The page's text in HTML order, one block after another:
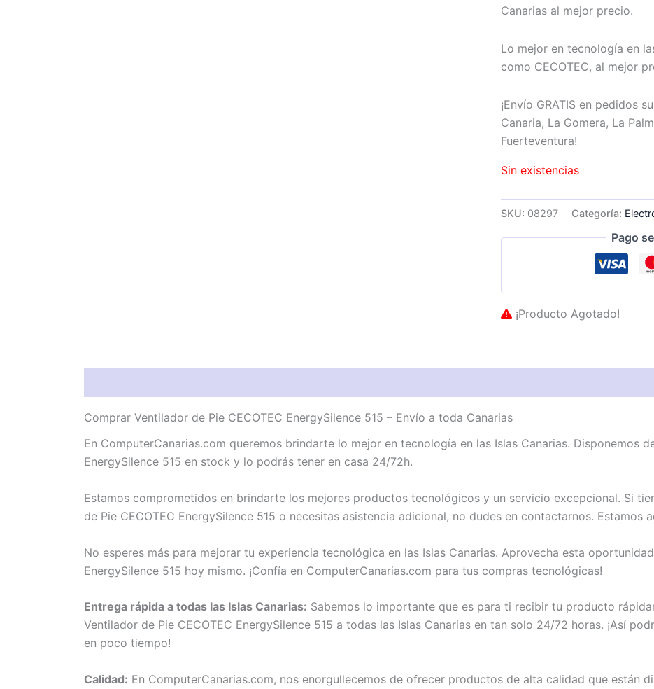
Canarias al mejor precio.
Lo mejor en tecnología en
como CECOTEC, al mejor
¡Envío GRATIS en pedidos
Canaria, La Gomera, La
Fuerteventura!
Sin existencias
SKU: 08297 Categoría:
Pago
¡Producto Agotado!
Comprar Ventilador de Pie CECOTEC EnergySilence 515 – Envío a toda Canarias
En ComputerCanarias.com queremos brindarte lo mejor en tecnología en las Islas Canarias. Disponemos
EnergySilence 515 en stock y lo podrás tener en casa 24/72h.
Estamos comprometidos en brindarte los mejores productos tecnológicos y un servicio excepcional. Si
de Pie CECOTEC EnergySilence 515 o necesitas asistencia adicional, no dudes en contactarnos. Estamos
No esperes más para mejorar tu experiencia tecnológica en las Islas Canarias. Aprovecha esta
EnergySilence 515 hoy mismo. ¡Confía en ComputerCanarias.com para tus compras tecnológicas!
Entrega rápida a todas las Islas Canarias: Sabemos lo importante que es para ti recibir tu producto
Ventilador de Pie CECOTEC EnergySilence 515 a todas las Islas Canarias en tan solo 24/72 horas. ¡Así
en poco tiempo!
Calidad: En ComputerCanarias.com, nos enorgullecemos de ofrecer productos de alta calidad que están